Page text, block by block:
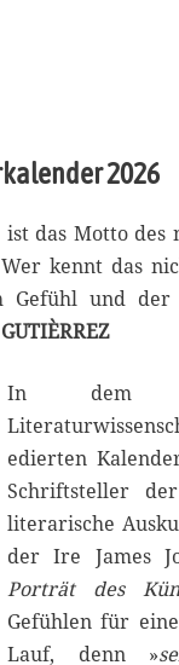
2026
ist das Motto
kennt das
Gefühl und
In dem
edierten
Schriftsteller
literarische
der Ire James
Porträt des
Gefühlen für
Lauf, denn »